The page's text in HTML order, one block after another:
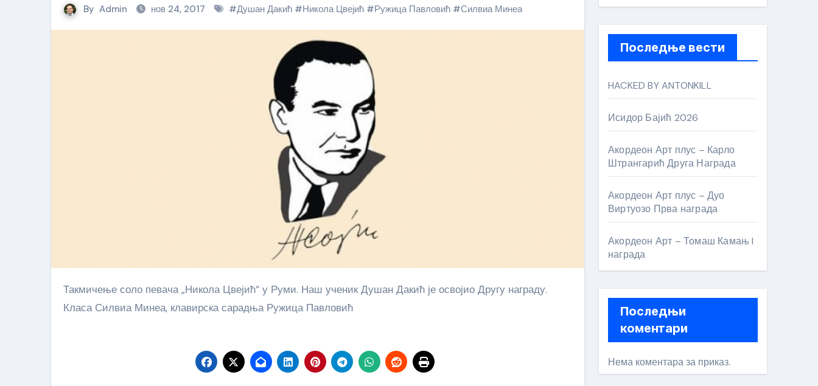
By Admin нов 24, 2017 #Душан Дакић #Никола Цвејић #Ружица Павловић #Силвиа Минеа
Такмичење соло певача „Никола Цвејић“ у Руми. Наш ученик Душан Дакић је освојио Другу награду.
Класа Силвиа Минеа, клавирска сарадња Ружица Павловић
Последње вести
HACKED BY ANTONKILL
Исидор Бајић 2026
Акордеон Арт плус – Карло
Штрангарић Друга Награда
Акордеон Арт плус – Дуо
Виртуозо Прва награда
Акордеон Арт – Томаш Камањ I
награда
Последњи
коментари
Нема коментара за приказ.